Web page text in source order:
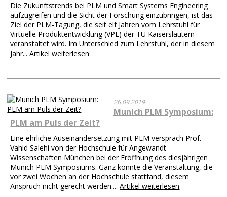
Die Zukunftstrends bei PLM und Smart Systems Engineering
aufzugreifen und die Sicht der Forschung einzubringen, ist das
Ziel der PLM-Tagung, die seit elf Jahren vom Lehrstuhl für
Virtuelle Produktentwicklung (VPE) der TU Kaiserslautern
veranstaltet wird. Im Unterschied zum Lehrstuhl, der in diesem
Jahr...Artikel weiterlesen
26.09.2019
Munich PLM Symposium:
PLM am Puls der Zeit?
Eine ehrliche Auseinandersetzung mit PLM versprach Prof.
Vahid Salehi von der Hochschule für Angewandt
Wissenschaften München bei der Eröffnung des diesjährigen
Munich PLM Symposiums. Ganz konnte die Veranstaltung, die
vor zwei Wochen an der Hochschule stattfand, diesem
Anspruch nicht gerecht werden....Artikel weiterlesen